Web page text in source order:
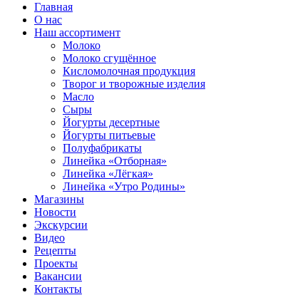
Главная
О нас
Наш ассортимент
Молоко
Молоко сгущённое
Кисломолочная продукция
Творог и творожные изделия
Масло
Сыры
Йогурты десертные
Йогурты питьевые
Полуфабрикаты
Линейка «Отборная»
Линейка «Лёгкая»
Линейка «Утро Родины»
Магазины
Новости
Экскурсии
Видео
Рецепты
Проекты
Вакансии
Контакты